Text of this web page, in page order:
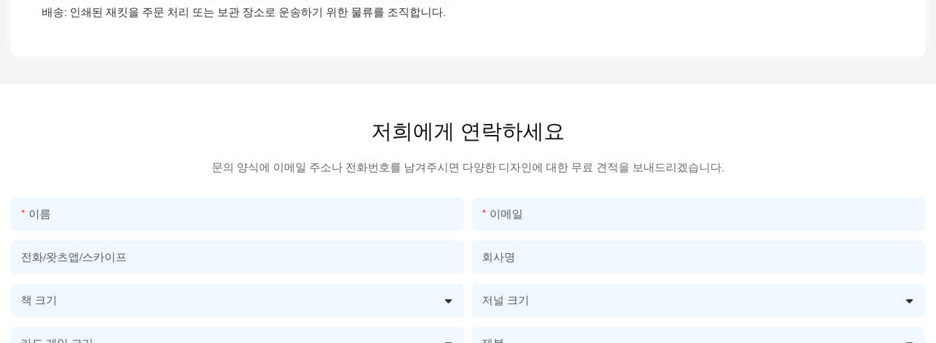
배송: 인쇄된 재킷을 주문 처리 또는 보관 장소로 운송하기 위한 물류를 조직합니다.
저희에게 연락하세요
문의 양식에 이메일 주소나 전화번호를 남겨주시면 다양한 디자인에 대한 무료 견적을 보내드리겠습니다.
이름 이메일
전화/왓츠앱/스카이프 회사명
책 크기 저널 크기